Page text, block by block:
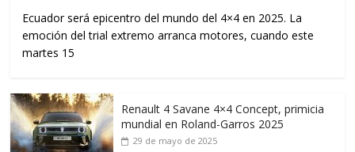
Ecuador será epicentro del mundo del 4×4 en 2025. La
emoción del trial extremo arranca motores, cuando este
martes 15
Renault 4 Savane 4×4 Concept, primicia
mundial en Roland-Garros 2025
29 de mayo de 2025